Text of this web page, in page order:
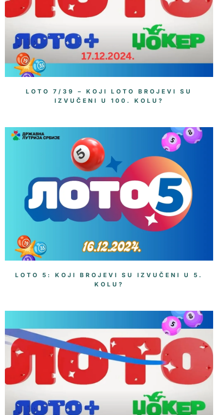
LOTO 7/39 – KOJI LOTO BROJEVI SU
IZVUČENI U 100. KOLU?
LOTO 5: KOJI BROJEVI SU IZVUČENI U 5.
KOLU?